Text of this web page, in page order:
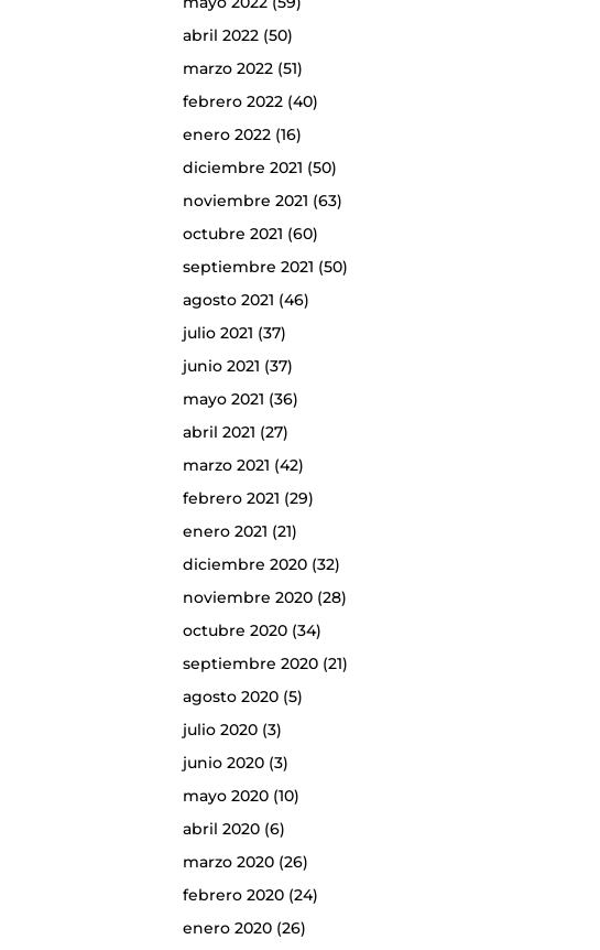
abril 2022(50)
marzo 2022(51)
febrero 2022(40)
enero 2022(16)
diciembre 2021 (50)
noviembre 2021 (63)
octubre 2021 (60)
septiembre 2021 (50)
agosto 2021 (46)
julio 2021 (37)
junio 2021 (37)
mayo 2021 (36)
abril 2021 (27)
marzo 2021 (42)
febrero 2021 (29)
enero 2021 (21)
diciembre 2020(32)
noviembre 2020(28)
octubre 2020(34)
septiembre 2020(21)
agosto 2020(5)
julio 2020(3)
junio 2020(3)
mayo 2020(10)
abril 2020(6)
marzo 2020(26)
febrero 2020(24)
enero 2020(26)